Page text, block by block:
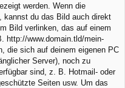
werden. Wenn die
kannst du das Bild auch direkt
Bild verlinken, das auf einem
http://www.domain.tld/mein-
die sich auf deinem eigenen PC
Server), noch zu
sind, z. B. Hotmail- oder
Seiten usw. Um das